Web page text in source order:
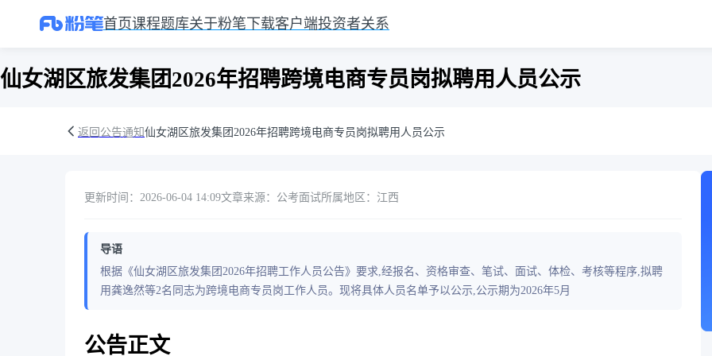
首页课程题库关于粉笔 下载客户端投资者关系
仙女湖区旅发集团2026年招聘跨境电商专员岗拟聘用人员公示
返回公告通知仙女湖区旅发集团2026年招聘跨境电商专员岗拟聘用人员公示
更新时间：2026-06-04 14:09文章来源：公考面试所属地区：江西
导语
根据《仙女湖区旅发集团2026年招聘工作人员公告》要求,经报名、资格审查、笔试、面试、体检、考核等程序,拟聘
用龚逸然等2名同志为跨境电商专员岗工作人员。现将具体人员名单予以公示,公示期为2026年5月
公告正文